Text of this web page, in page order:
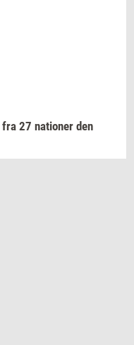
fra 27 na­tio­ner den